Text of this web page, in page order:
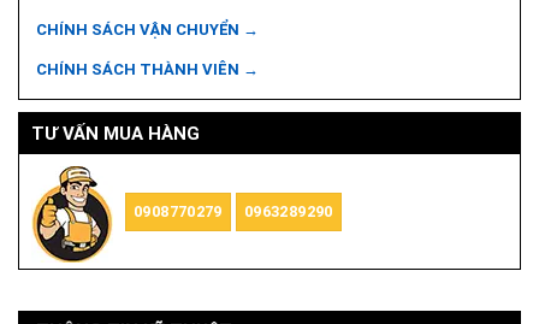
CHÍNH SÁCH VẬN CHUYỂN →
CHÍNH SÁCH THÀNH VIÊN →
TƯ VẤN MUA HÀNG
0908770279 0963289290